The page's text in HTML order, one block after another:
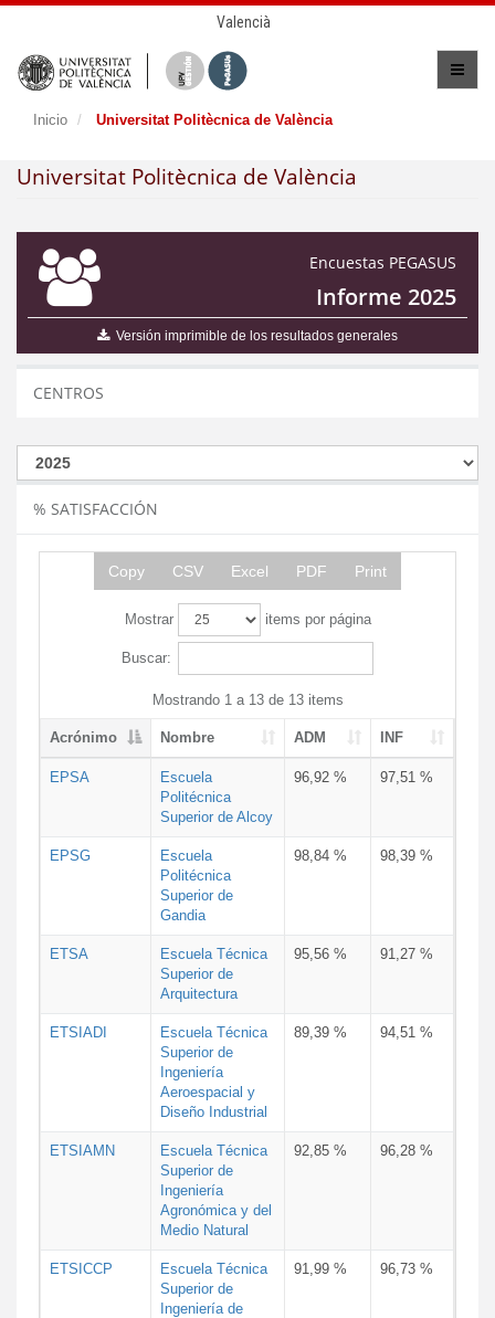
Valencià
Inicio Universitat Politècnica de València
Universitat Politècnica de València
Encuestas PEGASUS
Informe 2025
Versión imprimible de los resultados generales
CENTROS
% SATISFACCIÓN
Copy CSV Excel PDF Print
Mostrar items por página
Buscar:
Mostrando 1 a 13 de 13 items
Acrónimo Nombre ADM INF
EPSA
Escuela
Politécnica
Superior de Alcoy
96,92 % 97,51 %
EPSG
Escuela
Politécnica
Superior de
Gandia
98,84 % 98,39 %
ETSA
Escuela Técnica
Superior de
Arquitectura
95,56 % 91,27 %
ETSIADI
Escuela Técnica
Superior de
Ingeniería
Aeroespacial y
Diseño Industrial
89,39 % 94,51 %
ETSIAMN
Escuela Técnica
Superior de
Ingeniería
Agronómica y del
Medio Natural
92,85 % 96,28 %
ETSICCP
Escuela Técnica
Superior de
Ingeniería de
91,99 % 96,73 %